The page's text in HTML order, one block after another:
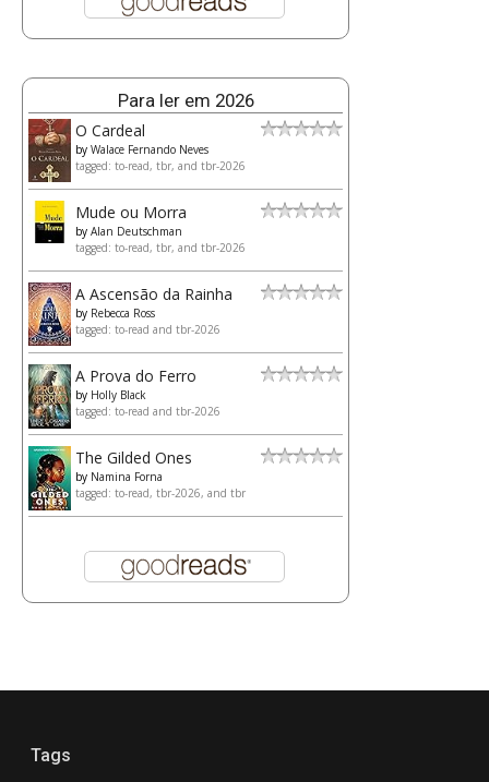
Para ler em 2026
O Cardeal
by Walace Fernando Neves
tagged: to-read, tbr, and tbr-2026
Mude ou Morra
by Alan Deutschman
tagged: to-read, tbr, and tbr-2026
A Ascensão da Rainha
by Rebecca Ross
tagged: to-read and tbr-2026
A Prova do Ferro
by Holly Black
tagged: to-read and tbr-2026
The Gilded Ones
by Namina Forna
tagged: to-read, tbr-2026, and tbr
Tags